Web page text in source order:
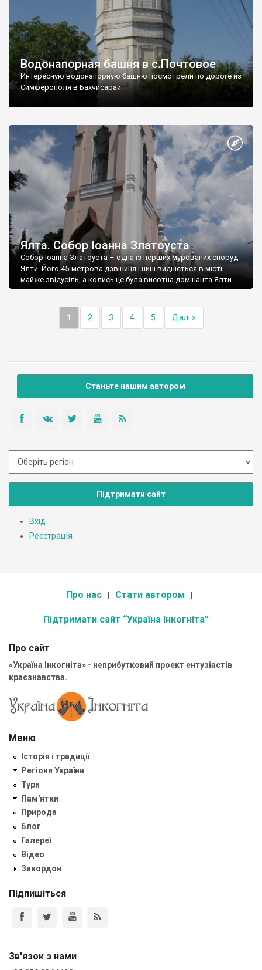
Водонапорная башня в с.Почтовое
Интересную водонапорную башню посмотрели по дороге из
Симферополя в Бахчисарай.
Ялта. Собор Іоанна Златоуста
Собор Іоанна Златоуста – одна із перших мурованих споруд
Ялти. Його 45-метрова дзвіниця і нині видніється в місті
майже звідусіль, а колись це була висотна домінанта Ялти.
1 2 3 4 5 Далі »
Станьте нашим автором
Підтримати сайт
Вхід
Реєстрація
Про нас Стати автором
Підтримати сайт “Україна Інкогніта”
Про сайт
«Україна Інкогніта» - неприбутковий проект ентузіастів
краєзнавства.
Меню
Історія і традиції
Регіони України
Тури
Пам'ятки
Природа
Блог
Галереї
Відео
Закордон
Підпишіться
Зв'язок з нами